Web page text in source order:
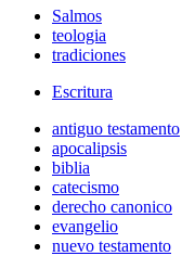
Salmos
teologia
tradiciones
Escritura
antiguo testamento
apocalipsis
biblia
catecismo
derecho canonico
evangelio
nuevo testamento